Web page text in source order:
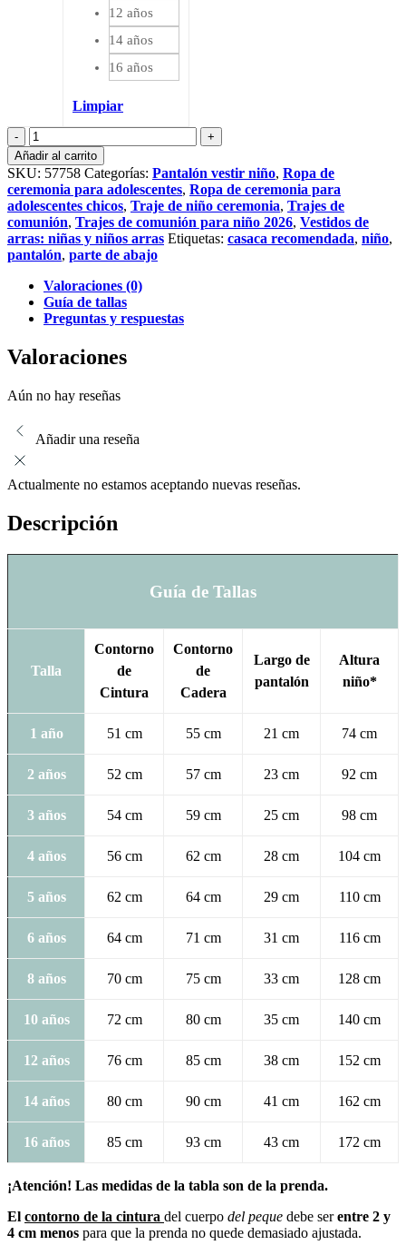
12 años
14 años
16 años
Limpiar
Pantalón
corto
en
lino
gris
cantidad
Añadir al carrito
SKU: 57758 Categorías: Pantalón vestir niño, Ropa de
ceremonia para adolescentes, Ropa de ceremonia para
adolescentes chicos, Traje de niño ceremonia, Trajes de
comunión, Trajes de comunión para niño 2026, Vestidos de
arras: niñas y niños arras Etiquetas: casaca recomendada, niño,
pantalón, parte de abajo
Valoraciones (0)
Guía de tallas
Preguntas y respuestas
Valoraciones
Aún no hay reseñas
Añadir una reseña
Actualmente no estamos aceptando nuevas reseñas.
Descripción
Guía de Tallas
Talla
Contorno
de
Cintura
Contorno
de
Cadera
Largo de
pantalón
Altura
niño*
1 año 51 cm 55 cm 21 cm 74 cm
2 años 52 cm 57 cm 23 cm 92 cm
3 años 54 cm 59 cm 25 cm 98 cm
4 años 56 cm 62 cm 28 cm 104 cm
5 años 62 cm 64 cm 29 cm 110 cm
6 años 64 cm 71 cm 31 cm 116 cm
8 años 70 cm 75 cm 33 cm 128 cm
10 años 72 cm 80 cm 35 cm 140 cm
12 años 76 cm 85 cm 38 cm 152 cm
14 años 80 cm 90 cm 41 cm 162 cm
16 años 85 cm 93 cm 43 cm 172 cm
¡Atención! Las medidas de la tabla son de la prenda.
El contorno de la cintura del cuerpo del peque debe serentre 2 y
4 cm menos para que la prenda no quede demasiado ajustada.